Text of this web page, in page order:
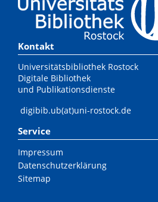
Kontakt
Universitätsbibliothek Rostock
Digitale Bibliothek
und Publikationsdienste
digibib.ub(at)uni-rostock.de
Service
Impressum
Datenschutzerklärung
Sitemap